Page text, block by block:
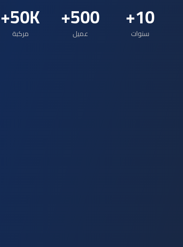
10+
سنوات 500+
عميل 50K+
مركبة